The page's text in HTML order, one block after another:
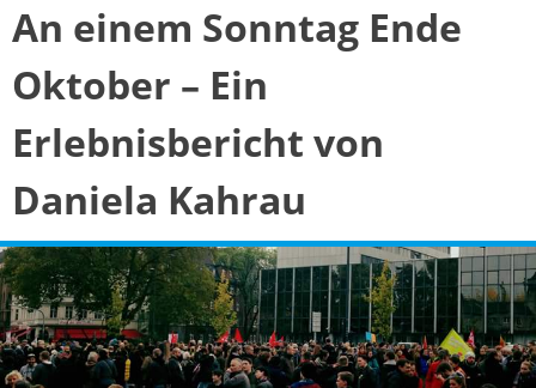
An einem Sonntag Ende
Oktober – Ein
Erlebnisbericht von
Daniela Kahrau